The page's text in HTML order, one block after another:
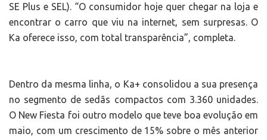
SE Plus e SEL). “O consumidor hoje quer chegar na loja e
encontrar o carro que viu na internet, sem surpresas. O
Ka oferece isso, com total transparência”, completa.
Dentro da mesma linha, o Ka+ consolidou a sua presença
no segmento de sedãs compactos com 3.360 unidades.
O New Fiesta foi outro modelo que teve boa evolução em
maio, com um crescimento de 15% sobre o mês anterior